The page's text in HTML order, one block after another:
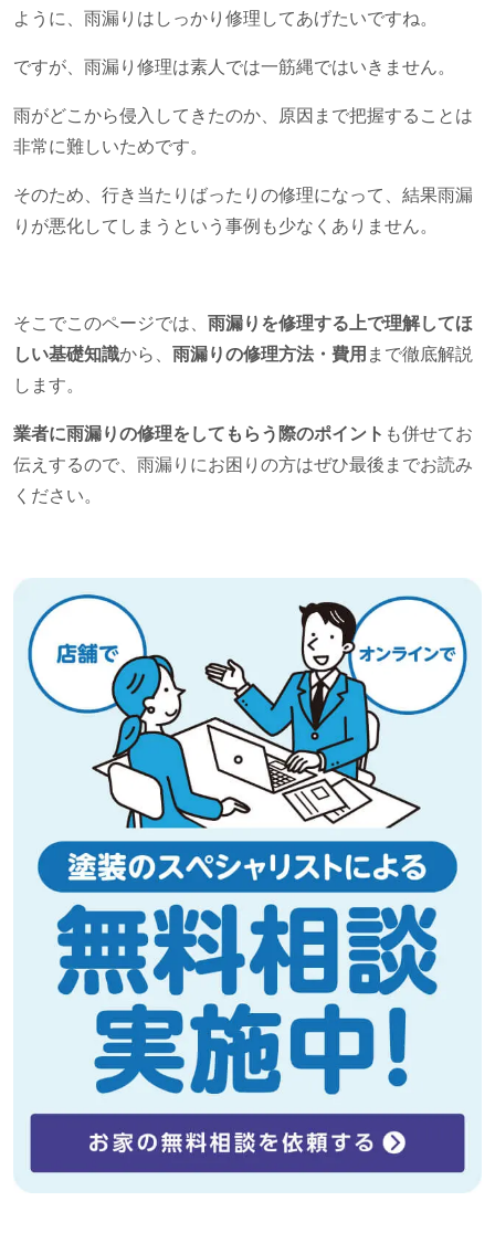
ように、雨漏りはしっかり修理してあげたいですね。
ですが、雨漏り修理は素人では一筋縄ではいきません。
雨がどこから侵入してきたのか、原因まで把握することは
非常に難しいためです。
そのため、行き当たりばったりの修理になって、結果雨漏
りが悪化してしまうという事例も少なくありません。
そこでこのページでは、 雨漏りを修理する上で理解してほ
しい基礎知識から、 雨漏りの修理方法・費用 まで徹底解説
します。
業者に雨漏りの修理をしてもらう際のポイント も併せてお
伝えするので、雨漏りにお困りの方はぜひ最後までお読み
ください。